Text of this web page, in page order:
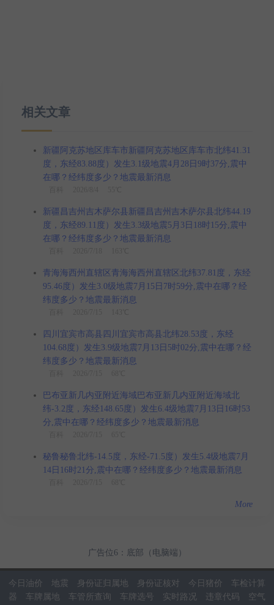
相关文章
新疆阿克苏地区库车市新疆阿克苏地区库车市北纬41.31
度，东经83.88度）发生3.1级地震4月28日9时37分,震中
在哪？经纬度多少？地震最新消息
新疆昌吉州吉木萨尔县新疆昌吉州吉木萨尔县北纬44.19
度，东经89.11度）发生3.3级地震5月3日18时15分,震中
在哪？经纬度多少？地震最新消息
青海海西州直辖区青海海西州直辖区北纬37.81度，东经
95.46度）发生3.0级地震7月15日7时59分,震中在哪？经
纬度多少？地震最新消息
四川宜宾市高县四川宜宾市高县北纬28.53度，东经
104.68度）发生3.9级地震7月13日5时02分,震中在哪？经
纬度多少？地震最新消息
巴布亚新几内亚附近海域巴布亚新几内亚附近海域北
纬-3.2度，东经148.65度）发生6.4级地震7月13日16时53
分,震中在哪？经纬度多少？地震最新消息
秘鲁秘鲁北纬-14.5度，东经-71.5度）发生5.4级地震7月
14日16时21分,震中在哪？经纬度多少？地震最新消息
More
广告位6：底部（电脑端）
今日油价 地震 身份证归属地 身份证核对 今日猪价
车检计算
器
车牌属地 车管所查询 车牌选号 实时路况 违章代码 空气